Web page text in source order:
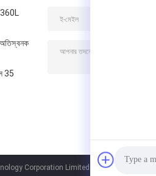
360L
অতিস্বনক
35
Corporation Limited. All Rights Reserved.